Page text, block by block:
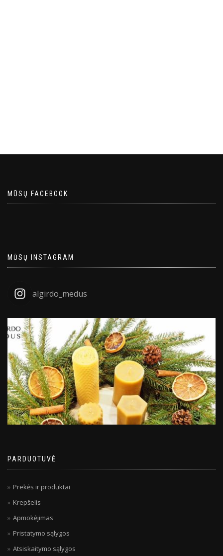
MŪSŲ FACEBOOK
MŪSŲ INSTAGRAM
algirdo_medus
PARDUOTUVĖ
Prekės ir produktai
Krepšelis
Apmokėjimas
Pristatymo sąlygos
Atsiskaitymo sąlygos